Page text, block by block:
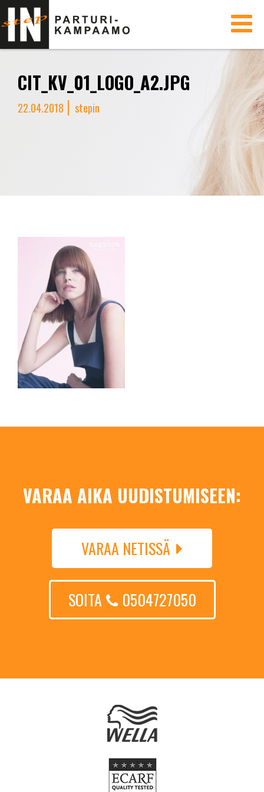
Toggle
CIT_KV_01_LOGO_A2.JPG
22.04.2018 stepin
VARAA AIKA UUDISTUMISEEN:
VARAA NETISSÄ
SOITA 0504727050